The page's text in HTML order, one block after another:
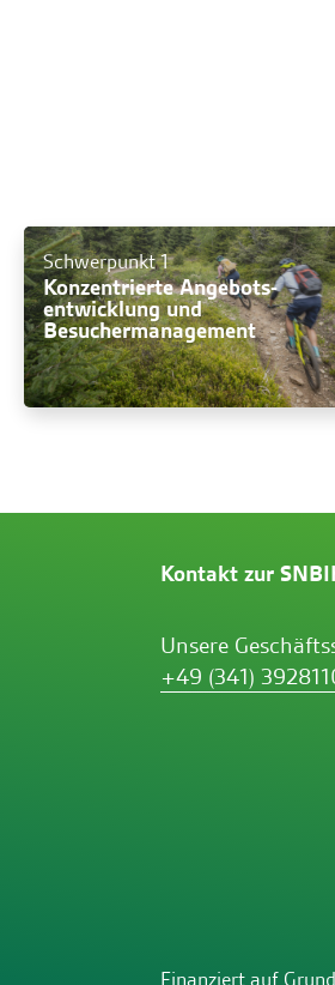
Schwerpunkt 1
Konzentrierte Angebots­
entwicklung und
Besuchermanagement
Kontakt zur
Unsere
+49 (341)
Finanziert auf